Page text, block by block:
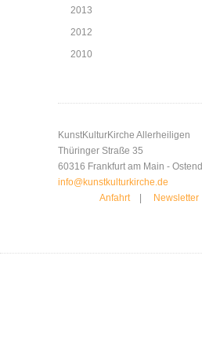
2013
2012
2010
KunstKulturKirche Allerheiligen
Thüringer Straße 35
60316 Frankfurt am Main - Ostend
info@kunstkulturkirche.de
Anfahrt| Newsletter